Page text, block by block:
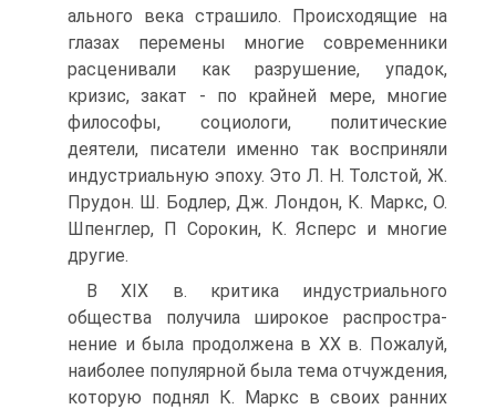
ального века страшило. Происходящие на
глазах перемены многие современни­ки
расценивали как разрушение, упадок,
кризис, закат - по крайней мере, многие
философы, социологи, политические
деятели, писатели именно так восприняли
индустриальную эпоху. Это Л. Н. Толстой, Ж.
Прудон. Ш. Бодлер, Дж. Лондон, К. Маркс, О.
Шпенглер, П Сорокин, К. Ясперс и многие
другие.
В XIX в. критика индустриального
общества получила широкое распростра­
нение и была продолжена в ХХ в. Пожалуй,
наиболее популярной была тема отчуждения,
которую поднял К. Маркс в своих ранних